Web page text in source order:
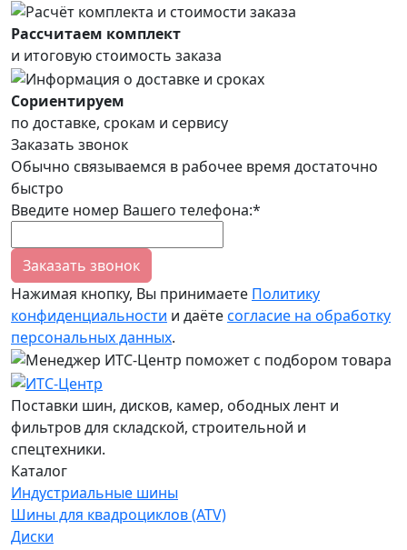
Рассчитаем комплект
и итоговую стоимость заказа
Сориентируем
по доставке, срокам и сервису
Заказать звонок
Обычно связываемся в рабочее время достаточно
быстро
Введите номер Вашего телефона:*
Заказать звонок
Нажимая кнопку, Вы принимаете Политику
конфиденциальности и даётесогласие на обработку
персональных данных.
Поставки шин, дисков, камер, ободных лент и
фильтров для складской, строительной и
спецтехники.
Каталог
Индустриальные шины
Шины для квадроциклов (ATV)
Диски